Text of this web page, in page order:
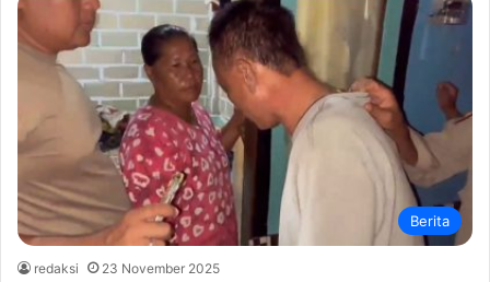
Berita
redaksi 23 November 2025